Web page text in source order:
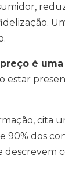
preço é
estar
cita
90% dos
descrevem